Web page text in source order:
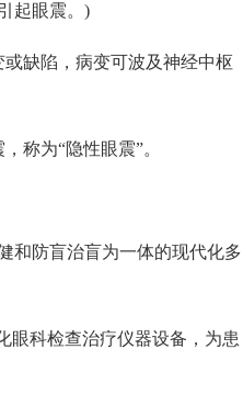
起眼震。)
缺陷，病变可波及神经中枢
称为“隐性眼震”。
防盲治盲为一体的现代化多
科检查治疗仪器设备，为患